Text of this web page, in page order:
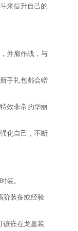
来提升自己的
并肩作战，与
手礼包都会赠
效非常的华丽
化自己，不断
装。
阶装备或经验
镶嵌在龙皇装